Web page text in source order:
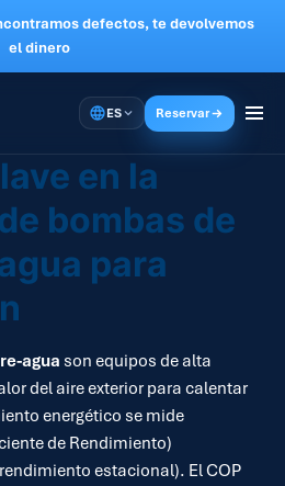
defectos, te devolvemos
el dinero
ES Reservar
en la
bombas de
para
agua son equipos de alta
del aire exterior para calentar
energético se mide
de Rendimiento)
estacional). El COP